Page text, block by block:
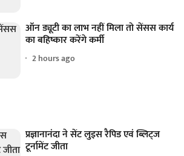
ऑन ड्यूटी का लाभ नहीं मिला तो सेंसस कार्य
का बहिष्कार करेंगे कर्मी
2 hours ago
प्रज्ञानानंदा ने सेंट लुइस रैपिड एवं ब्लिट्ज
टूर्नामेंट जीता